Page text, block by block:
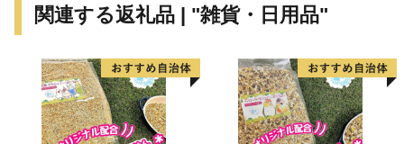
今後も適正かつ公正な運営に努めて参りますので、どう
します。
関連する返礼品 | "雑貨・日用品"